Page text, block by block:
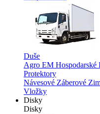
Duše
Agro EM Hospodarské
Protektory
Návesové Záberové
Vložky
Disky
Disky